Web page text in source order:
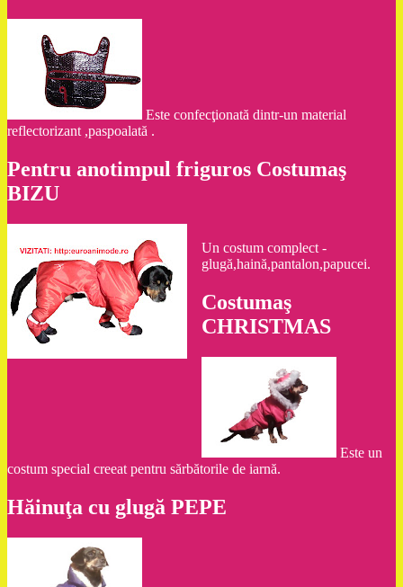
Este confecţionată dintr-un material
reflectorizant ,paspoalată .
Pentru anotimpul friguros Costumaş
BIZU
Un costum complect -
glugă,haină,pantalon,papucei.
Costumaş
CHRISTMAS
Este un
costum special creeat pentru sărbătorile de iarnă.
Hăinuţa cu glugă PEPE